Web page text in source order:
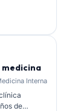
de la
en
medicina
Interna
de